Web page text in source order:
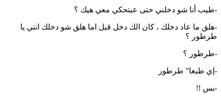
-طيب أنا شو دخلني حتى عبتحكي معي هيك ؟
-هلق ما عاد دخلك ، كان الك دخل قبل اما هلق شو دخلك انتي يا
طرطور ؟
-طرطور ؟
-إي طبعا” طرطور
-بس !!